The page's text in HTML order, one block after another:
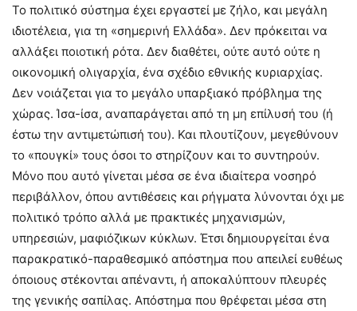
Το πολιτικό σύστημα έχει εργαστεί με ζήλο, και μεγάλη
ιδιοτέλεια, για τη «σημερινή Ελλάδα». Δεν πρόκειται να
αλλάξει ποιοτική ρότα. Δεν διαθέτει, ούτε αυτό ούτε η
οικονομική ολιγαρχία, ένα σχέδιο εθνικής κυριαρχίας.
Δεν νοιάζεται για το μεγάλο υπαρξιακό πρόβλημα της
χώρας. Ίσα-ίσα, αναπαράγεται από τη μη επίλυσή του (ή
έστω την αντιμετώπισή του). Και πλουτίζουν, μεγεθύνουν
το «πουγκί» τους όσοι το στηρίζουν και το συντηρούν.
Μόνο που αυτό γίνεται μέσα σε ένα ιδιαίτερα νοσηρό
περιβάλλον, όπου αντιθέσεις και ρήγματα λύνονται όχι με
πολιτικό τρόπο αλλά με πρακτικές μηχανισμών,
υπηρεσιών, μαφιόζικων κύκλων. Έτσι δημιουργείται ένα
παρακρατικό-παραθεσμικό απόστημα που απειλεί ευθέως
όποιους στέκονται απέναντι, ή αποκαλύπτουν πλευρές
της γενικής σαπίλας. Απόστημα που θρέφεται μέσα στη